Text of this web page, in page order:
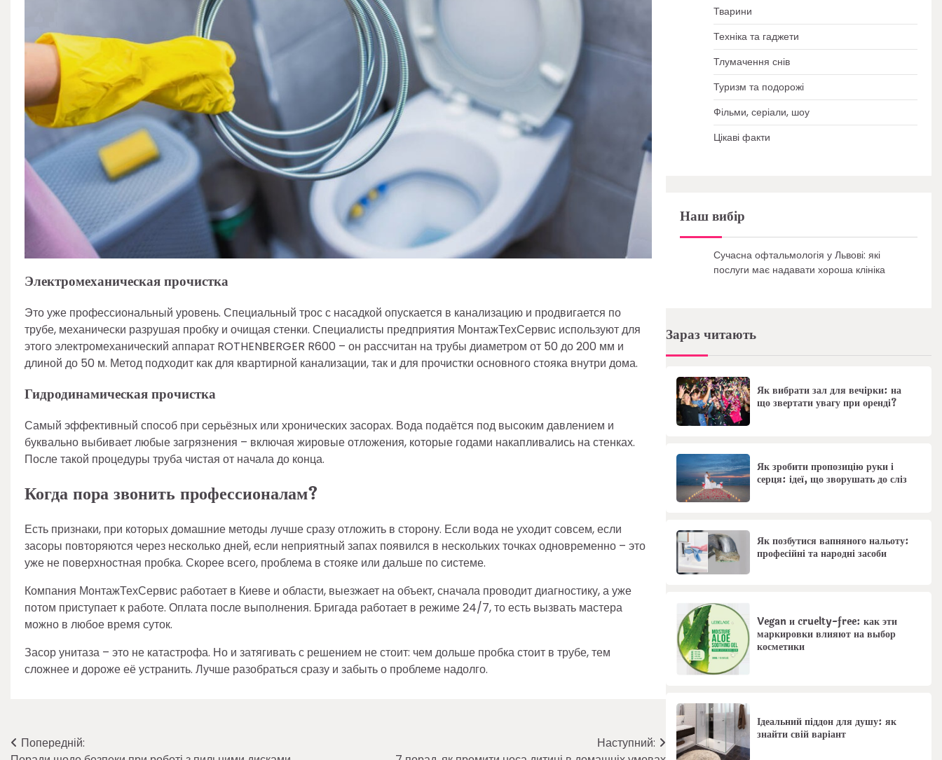
Электромеханическая прочистка
Это уже профессиональный уровень. Специальный трос с насадкой опускается в канализацию и продвигается по
трубе, механически разрушая пробку и очищая стенки. Специалисты предприятия МонтажТехСервис используют для
этого электромеханический аппарат ROTHENBERGER R600 – он рассчитан на трубы диаметром от 50 до 200 мм и
длиной до 50 м. Метод подходит как для квартирной канализации, так и для прочистки основного стояка внутри дома.
Гидродинамическая прочистка
Самый эффективный способ при серьёзных или хронических засорах. Вода подаётся под высоким давлением и
буквально выбивает любые загрязнения – включая жировые отложения, которые годами накапливались на стенках.
После такой процедуры труба чистая от начала до конца.
Когда пора звонить профессионалам?
Есть признаки, при которых домашние методы лучше сразу отложить в сторону. Если вода не уходит совсем, если
засоры повторяются через несколько дней, если неприятный запах появился в нескольких точках одновременно – это
уже не поверхностная пробка. Скорее всего, проблема в стояке или дальше по системе.
Компания МонтажТехСервис работает в Киеве и области, выезжает на объект, сначала проводит диагностику, а уже
потом приступает к работе. Оплата после выполнения. Бригада работает в режиме 24/7, то есть вызвать мастера
можно в любое время суток.
Засор унитаза – это не катастрофа. Но и затягивать с решением не стоит: чем дольше пробка стоит в трубе, тем
сложнее и дороже её устранить. Лучше разобраться сразу и забыть о проблеме надолго.
Навігація
Попередній:
Наступний:
Тварини
Техніка та гаджети
Тлумачення снів
Туризм та подорожі
Фільми, серіали, шоу
Цікаві факти
Наш вибір
Сучасна офтальмологія у Львові: які
послуги має надавати хороша клініка
Зараз читають
Як вибрати зал для вечірки: на
що звертати увагу при оренді?
Як зробити пропозицію руки і
серця: ідеї, що зворушать до сліз
Як позбутися вапняного нальоту:
професійні та народні засоби
Vegan и cruelty-free: как эти
маркировки влияют на выбор
косметики
Ідеальний піддон для душу: як
знайти свій варіант